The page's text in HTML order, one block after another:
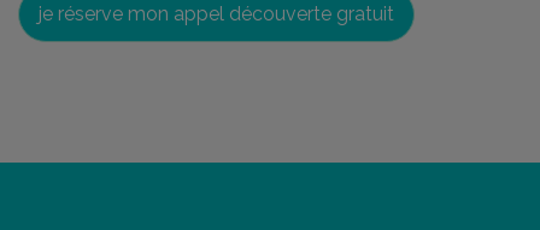
je réserve mon appel découverte gratuit